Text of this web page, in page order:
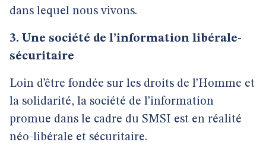
dans lequel nous vivons.
3. Une société de l’information libérale-
sécuritaire
Loin d’être fondée sur les droits de l’Homme et
la solidarité, la société de l’information
promue dans le cadre du SMSI est en réalité
néo-libérale et sécuritaire.